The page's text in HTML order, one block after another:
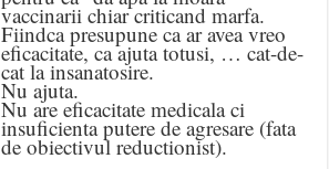
vaccinarii chiar criticand marfa.
Fiindca presupune ca ar avea vreo
eficacitate, ca ajuta totusi, … cat-de-
cat la insanatosire.
Nu ajuta.
Nu are eficacitate medicala ci
insuficienta putere de agresare (fata
de obiectivul reductionist).